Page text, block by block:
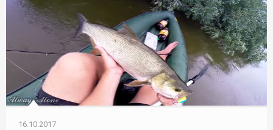
16.10.2017